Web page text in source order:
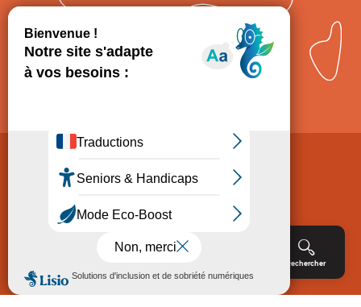
Rechercher
Politique de Protection des données
Accessibilité : non conforme